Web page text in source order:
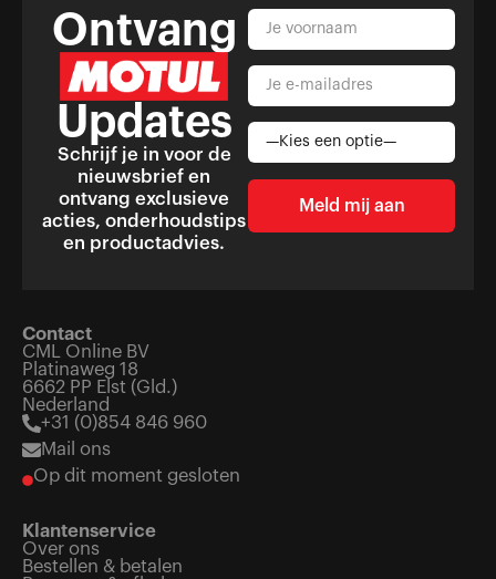
Ontvang
Updates
Schrijf je in voor de
nieuwsbrief en
ontvang exclusieve
acties, onderhoudstips
en productadvies.
Contact
CML Online BV
Platinaweg 18
6662 PP Elst (Gld.)
Nederland
+31 (0)854 846 960
Mail ons
Op dit moment gesloten
Klantenservice
Over ons
Bestellen & betalen